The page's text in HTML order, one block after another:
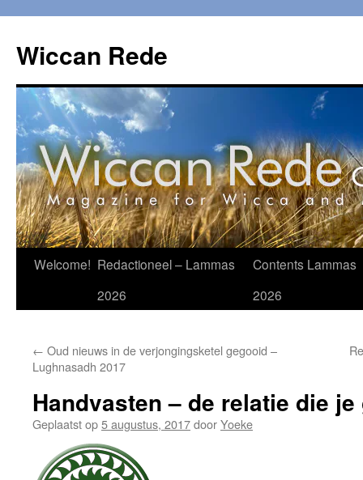
de
inhoud
Wiccan Rede
Welcome! Redactioneel – Lammas
2026
Contents Lammas
2026
← Oud nieuws in de verjongingsketel gegooid –
Lughnasadh 2017
Handvasten – de relatie die
Geplaatst op5 augustus, 2017doorYoeke